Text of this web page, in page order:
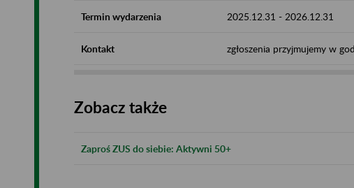
Termin wydarzenia 2025.12.31 - 2026.12.31
Kontakt zgłoszenia przyjmujemy w
Zobacz także
Zaproś ZUS do siebie: Aktywni 50+